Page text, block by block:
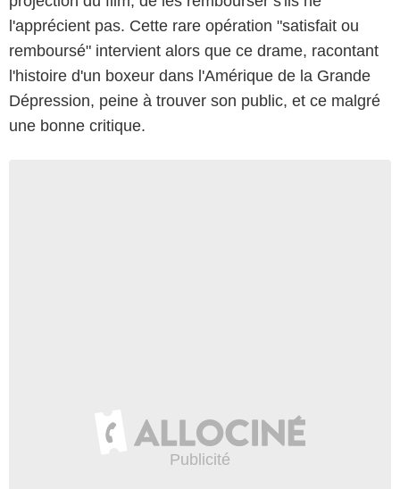
l'apprécient pas. Cette rare opération "satisfait ou
remboursé" intervient alors que ce drame, racontant
l'histoire d'un boxeur dans l'Amérique de la Grande
Dépression, peine à trouver son public, et ce malgré
une bonne critique.